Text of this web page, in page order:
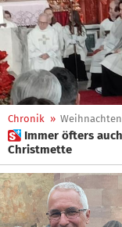
Chronik » Weihnachten
 Immer öfters auch in Südtirol: Eine stille Nacht ohne
Christmette